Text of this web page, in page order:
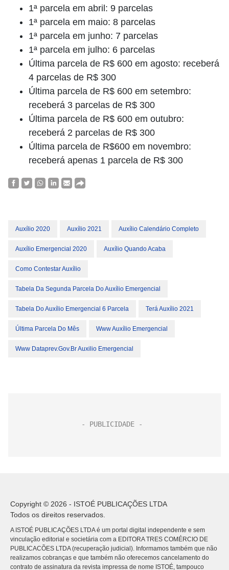
1ª parcela em abril: 9 parcelas
1ª parcela em maio: 8 parcelas
1ª parcela em junho: 7 parcelas
1ª parcela em julho: 6 parcelas
Última parcela de R$ 600 em agosto: receberá
4 parcelas de R$ 300
Última parcela de R$ 600 em setembro:
receberá 3 parcelas de R$ 300
Última parcela de R$ 600 em outubro:
receberá 2 parcelas de R$ 300
Última parcela de R$600 em novembro:
receberá apenas 1 parcela de R$ 300
Auxílio 2020 Auxílio 2021 Auxílio Calendário Completo
Auxílio Emergencial 2020 Auxílio Quando Acaba
Como Contestar Auxílio
Tabela Da Segunda Parcela Do Auxílio Emergencial
Tabela Do Auxílio Emergencial 6 Parcela Terá Auxílio 2021
Última Parcela Do Mês Www Auxílio Emergencial
Www Dataprev.gov.br Auxilio Emergencial
Copyright © 2026 - ISTOÉ PUBLICAÇÕES LTDA
Todos os direitos reservados.
A ISTOÉ PUBLICAÇÕES LTDA é um portal digital independente e sem
vinculação editorial e societária com a EDITORA TRES COMÉRCIO DE
PUBLICACÕES LTDA (recuperação judicial). Informamos também que não
realizamos cobranças e que também não oferecemos cancelamento do
contrato de assinatura da revista impressa de nome ISTOÉ, tampouco